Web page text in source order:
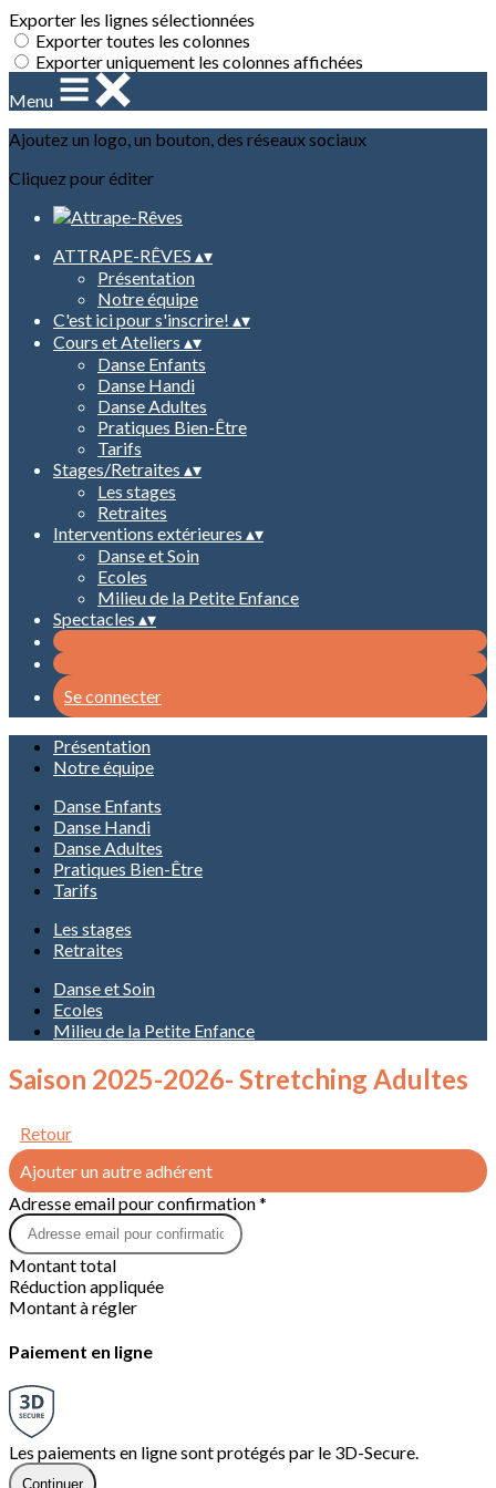
Exporter les lignes sélectionnées
Exporter toutes les colonnes
Exporter uniquement les colonnes affichées
Menu
Ajoutez un logo, un bouton, des réseaux sociaux
Cliquez pour éditer
ATTRAPE-RÊVES ▴▾
Présentation
Notre équipe
C'est ici pour s'inscrire! ▴▾
Cours et Ateliers ▴▾
Danse Enfants
Danse Handi
Danse Adultes
Pratiques Bien-Être
Tarifs
Stages/Retraites ▴▾
Les stages
Retraites
Interventions extérieures ▴▾
Danse et Soin
Ecoles
Milieu de la Petite Enfance
Spectacles ▴▾
Se connecter
Présentation
Notre équipe
Danse Enfants
Danse Handi
Danse Adultes
Pratiques Bien-Être
Tarifs
Les stages
Retraites
Danse et Soin
Ecoles
Milieu de la Petite Enfance
Saison 2025-2026- Stretching Adultes
Retour
Ajouter un autre adhérent
Adresse email pour confirmation *
Montant total
Réduction appliquée
Montant à régler
Paiement en ligne
Les paiements en ligne sont protégés par le 3D-Secure.
Continuer